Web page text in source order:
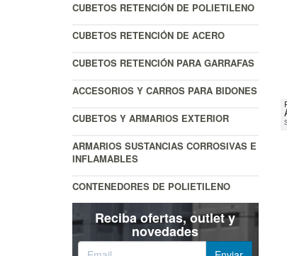
CUBETOS RETENCIÓN DE POLIETILENO
CUBETOS RETENCIÓN DE ACERO
CUBETOS RETENCIÓN PARA GARRAFAS
ACCESORIOS Y CARROS PARA BIDONES
CUBETOS Y ARMARIOS EXTERIOR
ARMARIOS SUSTANCIAS CORROSIVAS E
INFLAMABLES
CONTENEDORES DE POLIETILENO
Reciba ofertas, outlet y
novedades